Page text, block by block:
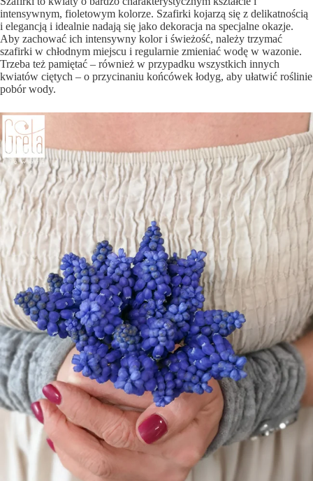
intensywnym, fioletowym kolorze. Szafirki kojarzą się z delikatnością
i elegancją i idealnie nadają się jako dekoracja na specjalne okazje.
Aby zachować ich intensywny kolor i świeżość, należy trzymać
szafirki w chłodnym miejscu i regularnie zmieniać wodę w wazonie.
Trzeba też pamiętać – również w przypadku wszystkich innych
kwiatów ciętych – o przycinaniu końcówek łodyg, aby ułatwić roślinie
pobór wody.